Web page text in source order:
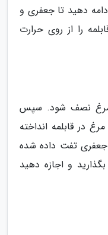
دهید تا جعفری و
را از روی حرارت
مرغ نصف شود. سپس
در قابلمه انداخته
جعفری تفت داده شده
و اجازه دهید